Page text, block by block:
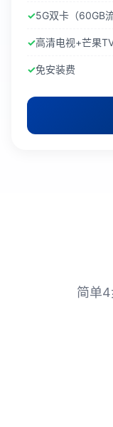
5G双卡（60GB流
高清电视+芒果
免安装费
简单